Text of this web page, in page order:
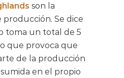
son la
producción. Se dice
toma un total de 5
que provoca que
de la producción
en el propio